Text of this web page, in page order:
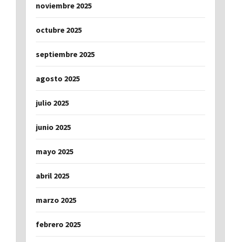
noviembre 2025
octubre 2025
septiembre 2025
agosto 2025
julio 2025
junio 2025
mayo 2025
abril 2025
marzo 2025
febrero 2025